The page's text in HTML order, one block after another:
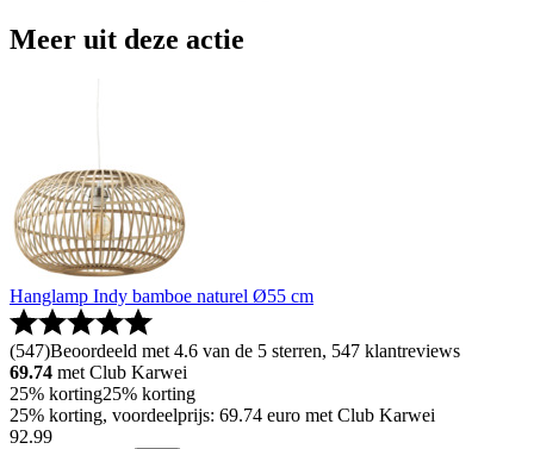
Meer uit deze actie
Hanglamp Indy bamboe naturel Ø55 cm
(547)Beoordeeld met 4.6 van de 5 sterren, 547 klantreviews
69.74 met Club Karwei
25% korting25% korting
25% korting, voordeelprijs: 69.74 euro met Club Karwei
92.99